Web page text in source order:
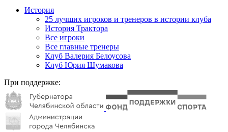
История
25 лучших игроков и тренеров в истории клуба
История Трактора
Все игроки
Все главные тренеры
Клуб Валерия Белоусова
Клуб Юрия Шумакова
При поддержке: